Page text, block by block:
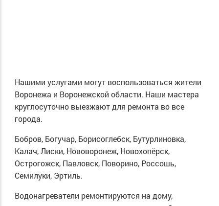
Нашими услугами могут воспользоваться жители
Воронежа и Воронежской области. Наши мастера
круглосуточно выезжают для ремонта во все
города.
Бобров, Богучар, Борисоглебск, Бутурлиновка,
Калач, Лиски, Нововоронеж, Новохопёрск,
Острогожск, Павловск, Поворино, Россошь,
Семилуки, Эртиль.
Водонагреватели ремонтируются на дому,